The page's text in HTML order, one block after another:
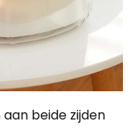
beide zijden